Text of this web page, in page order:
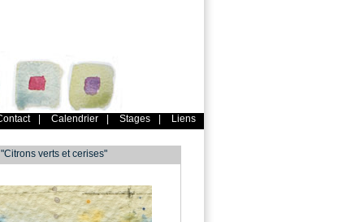
Calendrier Stages Liens
verts et cerises"